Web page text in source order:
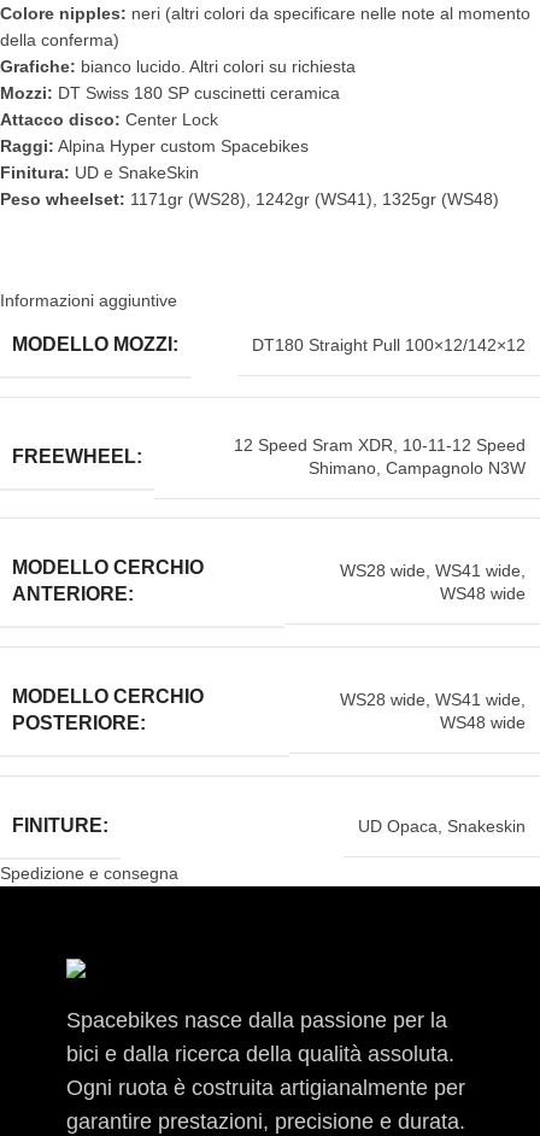
Colore nipples: neri (altri colori da specificare nelle note al momento
della conferma)
Grafiche: bianco lucido. Altri colori su richiesta
Mozzi: DT Swiss 180 SP cuscinetti ceramica
Attacco disco: Center Lock
Raggi: Alpina Hyper custom Spacebikes
Finitura: UD e SnakeSkin
Peso wheelset: 1171gr (WS28), 1242gr (WS41), 1325gr (WS48)
Informazioni aggiuntive
MODELLO MOZZI: DT180 Straight Pull 100×12/142×12
FREEWHEEL:
12 Speed Sram XDR, 10-11-12 Speed
Shimano, Campagnolo N3W
MODELLO CERCHIO
ANTERIORE:
WS28 wide WS41 wide
WS48 wide
MODELLO CERCHIO
POSTERIORE:
WS28 wide WS41 wide
WS48 wide
FINITURE: UD Opaca, Snakeskin
Spedizione e consegna
Spacebikes nasce dalla passione per la
bici e dalla ricerca della qualità assoluta.
Ogni ruota è costruita artigianalmente per
garantire prestazioni, precisione e durata.